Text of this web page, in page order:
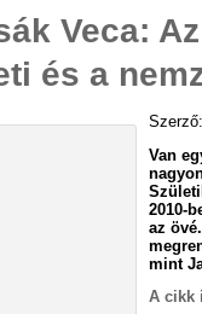
Veca:
és a
Van
2010-
az
mint
A cikk